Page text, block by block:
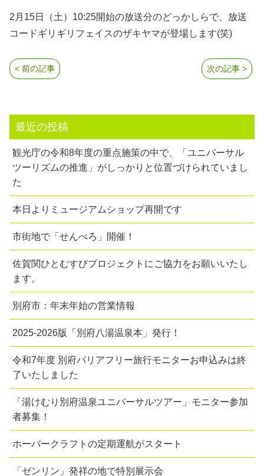
2月15日（土）10:25開始の放送分のどっかしらで、放送
コードギリギリフェイスのザキヤマが登場します(笑)
次の記事 >
< 前の記事
最近の投稿
観光庁の令和8年度の重点施策の中で、「ユニバーサル
ツーリズムの推進」がしっかりと位置づけられていまし
た
本日よりミュージアムショップ再開です
市街地で「せんべろ」開催！
佐賀関ひとむすびプロジェクトにご協力をお願いいたし
ます。
別府市：年末年始の営業情報
2025-2026版「別府八湯温泉本」発行！
令和7年度 別府バリアフリー旅行モニターお申込みは終
了いたしました
「湯けむり別府温泉ユニバーサルツアー」モニター参加
者募集！
ホーバークラフトの定期運航がスタート
「ゼンリン」発祥の地で特別展示会